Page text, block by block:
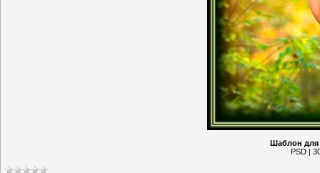
Шаблон для
PSD |